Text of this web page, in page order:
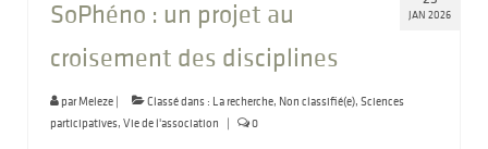
JAN 2026
SoPhéno : un projet au
croisement des disciplines
parMeleze | Classé dans : La recherche, Non classifié(e), Sciences
participatives, Vie de l'association | 0